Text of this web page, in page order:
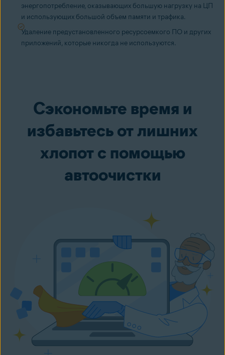
энергопотребление, оказывающих большую нагрузку на ЦП
и использующих большой объем памяти и трафика.
Удаление предустановленного ресурсоемкого ПО и других
приложений, которые никогда не используются.
Сэкономьте время и
избавьтесь от лишних
хлопот с помощью
автоочистки